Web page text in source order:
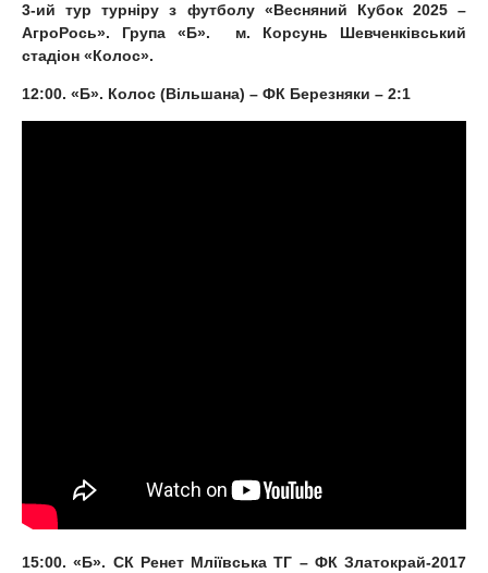
3-ий тур турніру з футболу «Весняний Кубок 2025 –
АгроРось». Група «Б». м. Корсунь Шевченківський
стадіон «Колос».
12:00. «Б». Колос (Вільшана) – ФК Березняки – 2:1
15:00. «Б». СК Ренет Мліївська ТГ – ФК Златокрай-2017